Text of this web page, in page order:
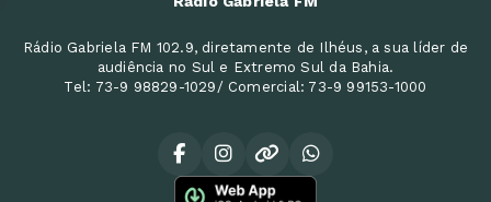
Rádio Gabriela FM 102.9, diretamente de Ilhéus, a sua líder de
audiência no Sul e Extremo Sul da Bahia.
Tel: 73-9 98829-1029/ Comercial: 73-9 99153-1000